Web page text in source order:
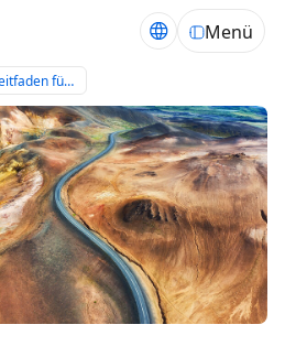
Menü
Der ultimative Leitfaden für das Autofahren in Island